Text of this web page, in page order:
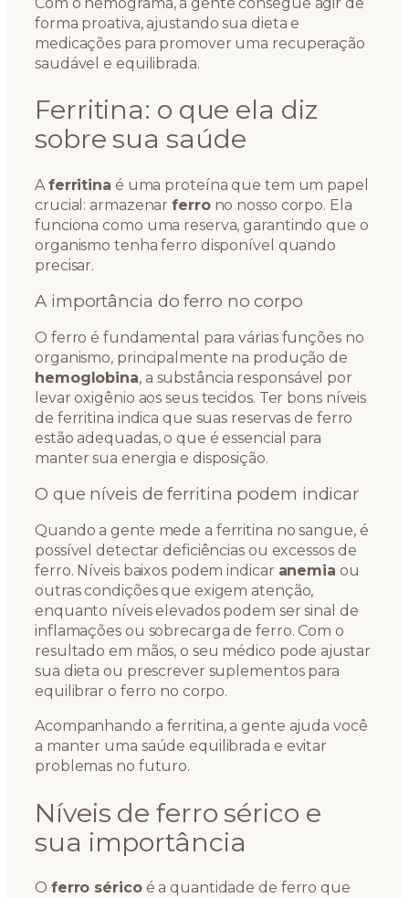
forma proativa, ajustando sua dieta e
medicações para promover uma recuperação
saudável e equilibrada.
Ferritina: o que ela diz
sobre sua saúde
Aferritina é uma proteína que tem um papel
crucial: armazenarferrono nosso corpo. Ela
funciona como uma reserva, garantindo que o
organismo tenha ferro disponível quando
precisar.
A importância do ferro no corpo
O ferro é fundamental para várias funções no
organismo, principalmente na produção de
hemoglobina, a substância responsável por
levar oxigênio aos seus tecidos. Ter bons níveis
de ferritina indica que suas reservas de ferro
estão adequadas, o que é essencial para
manter sua energia e disposição.
O que níveis de ferritina podem indicar
Quando a gente mede a ferritina no sangue, é
possível detectar deficiências ou excessos de
ferro. Níveis baixos podem indicar anemia ou
outras condições que exigem atenção,
enquanto níveis elevados podem ser sinal de
inflamações ou sobrecarga de ferro. Com o
resultado em mãos, o seu médico pode ajustar
sua dieta ou prescrever suplementos para
equilibrar o ferro no corpo.
Acompanhando a ferritina, a gente ajuda você
a manter uma saúde equilibrada e evitar
problemas no futuro.
Níveis de ferro sérico e
sua importância
O ferro séricoé a quantidade de ferro que